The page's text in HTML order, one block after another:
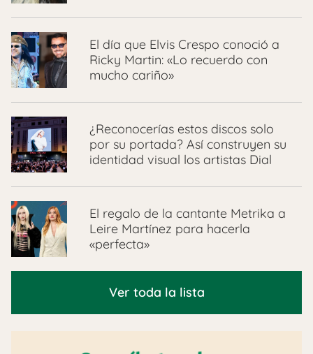
El día que Elvis Crespo conoció a
Ricky Martin: «Lo recuerdo con
mucho cariño»
¿Reconocerías estos discos solo
por su portada? Así construyen su
identidad visual los artistas Dial
El regalo de la cantante Metrika a
Leire Martínez para hacerla
«perfecta»
Ver toda la lista